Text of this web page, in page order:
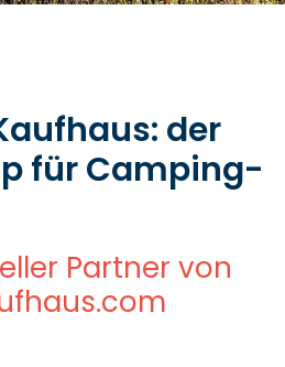
der
für Camping-
Partner von